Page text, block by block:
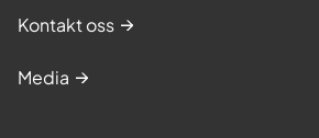
Kontakt oss
Media